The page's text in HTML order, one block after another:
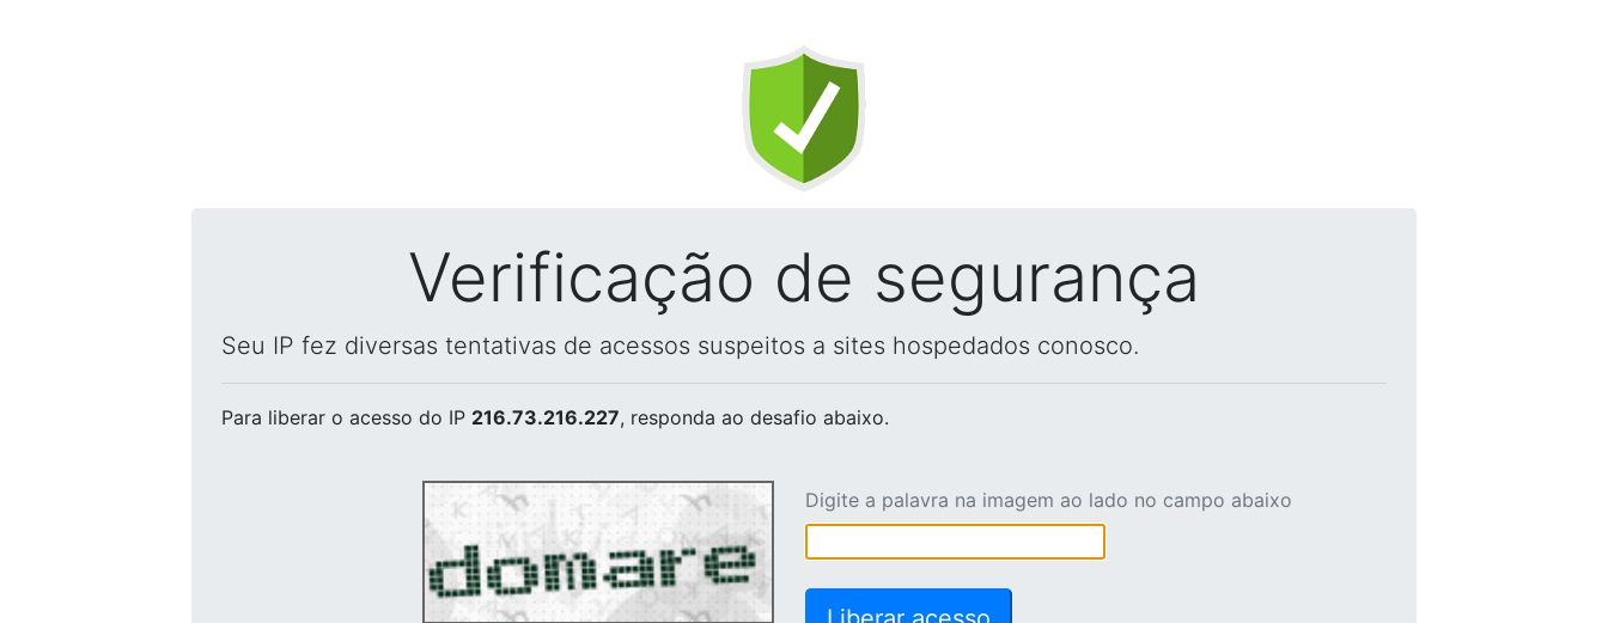
Verificação de segurança
Seu IP fez diversas tentativas de acessos suspeitos a sites hospedados conosco.
Para liberar o acesso do IP 216.73.216.227, responda ao desafio abaixo.
Digite a palavra na imagem ao lado no campo abaixo